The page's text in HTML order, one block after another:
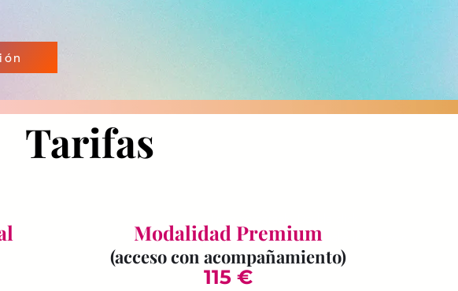
me or click Edit Text. It's easy to make it your own.
Modalidad Premium
(acceso con acompañamiento)
115 €
Tarifas